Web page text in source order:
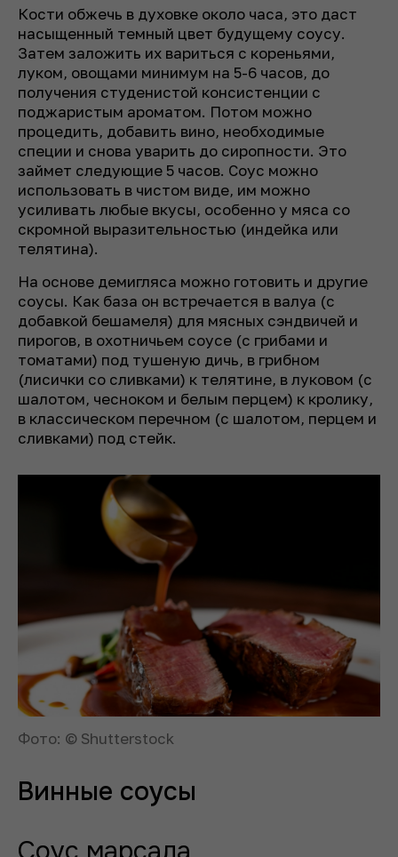
Кости обжечь в духовке около часа, это даст
насыщенный темный цвет будущему соусу.
Затем заложить их вариться с кореньями,
луком, овощами минимум на 5-6 часов, до
получения студенистой консистенции с
поджаристым ароматом. Потом можно
процедить, добавить вино, необходимые
специи и снова уварить до сиропности. Это
займет следующие 5 часов. Соус можно
использовать в чистом виде, им можно
усиливать любые вкусы, особенно у мяса со
скромной выразительностью (индейка или
телятина).
На основе демигляса можно готовить и другие
соусы. Как база он встречается в валуа (с
добавкой бешамеля) для мясных сэндвичей и
пирогов, в охотничьем соусе (с грибами и
томатами) под тушеную дичь, в грибном
(лисички со сливками) к телятине, в луковом (с
шалотом, чесноком и белым перцем) к кролику,
в классическом перечном (с шалотом, перцем и
сливками) под стейк.
Фото: © Shutterstock
Винные соусы